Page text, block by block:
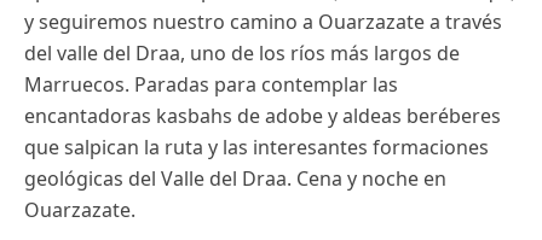
y seguiremos nuestro camino a Ouarzazate a través
del valle del Draa, uno de los ríos más largos de
Marruecos. Paradas para contemplar las
encantadoras kasbahs de adobe y aldeas beréberes
que salpican la ruta y las interesantes formaciones
geológicas del Valle del Draa. Cena y noche en
Ouarzazate.